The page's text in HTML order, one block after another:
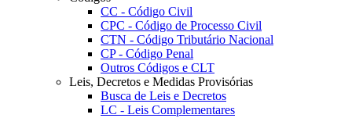
CC - Código Civil
CPC - Código de Processo Civil
CTN - Código Tributário Nacional
CP - Código Penal
Outros Códigos e CLT
Leis, Decretos e Medidas Provisórias
Busca de Leis e Decretos
LC - Leis Complementares